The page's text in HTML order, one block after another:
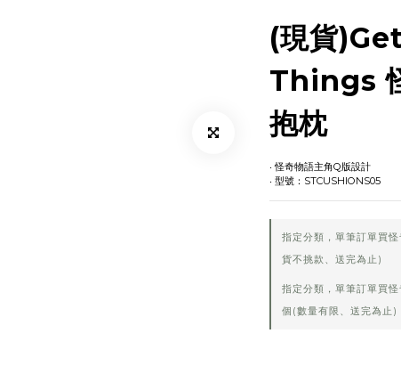
(現貨
Things
抱枕
‧ 怪奇物語主角Q版設計
‧ 型號：STCUSHIONS05
指定分類，單筆訂單買
貨不挑款、送完為止)
指定分類，單筆訂單買
個(數量有限、送完為止)